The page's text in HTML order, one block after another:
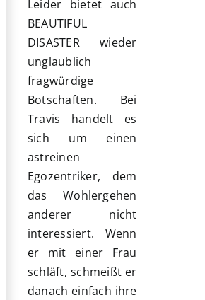
Leider bietet auch
BEAUTIFUL
DISASTER wieder
unglaublich
fragwürdige
Botschaften. Bei
Travis handelt es
sich um einen
astreinen
Egozentriker, dem
das Wohlergehen
anderer nicht
interessiert. Wenn
er mit einer Frau
schläft, schmeißt er
danach einfach ihre